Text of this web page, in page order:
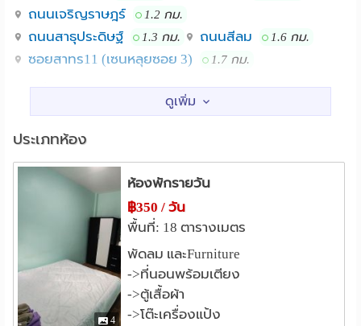
-ประตูคีย์การ์ด
-เครื่องซักผ้าหยอดเหรียญ
-อาคารพาณิชย์ 1 ชั้น แบ่งเป็น 3 ห้องพัก
-ห้องน้ำ 3 ห้อง ข้างล่าง ชั้น 1
-ใกล้ สถานที่ราชการ ศาลเพ่งกรุงเทพใต้
-ใกล้ โรงพยาบาลเลิดสิน
-ใกล้ ตลาดสะพาน 2
ถนนเจริญราษฎร์ 1.2 กม.
ถนนสาธุประดิษฐ์ 1.3 กม. ถนนสีลม 1.6 กม.
ซอยสาทร11 (เซนหลุยซอย 3) 1.7 กม.
สถานศึกษา
ม.เทคโนโลยีราชมงคลกรุงเทพ(พระนครใต้)
รร.เซนต์หลุยส์ศึกษา
รร.อัสสัมชัญ บางรัก 1.7 กม.
ม.ศิลปากร บางรัก 2.1 กม.
ม.เทคโนโลยีราชมงคล เทคนิคกรุงเทพ
โรบินสัน ดีพาร์ทเม้นท์ สโตร์ บางรัก
บางกอกแฟชั่นเอาท์เล็ท 1.7 กม.
ไอคอนสยาม 2.2 กม. เซ็นทรัล พระราม 3
ประเภทห้อง
4
ห้องพักรายวัน
฿350 / วัน
พื้นที่: 18 ตารางเมตร
พัดลม และFurniture
->ที่นอนพร้อมเตียง
->ตู้เสื้อผ้า
->โต๊ะเครื่องแป้ง